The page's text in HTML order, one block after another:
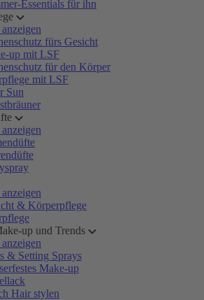
Essentials für ihn
fürs Gesicht
up mit LSF
für den Körper
mit LSF
Sun
& Körperpflege
up und Trends
& Setting Sprays
Make-up
Hair stylen